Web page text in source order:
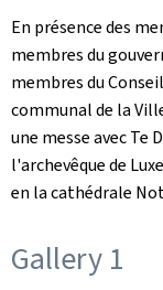
En présence des
membres du
membres du
communal de la
une messe avec Te
l'archevêque de
en la cathédrale
Gallery 1